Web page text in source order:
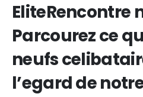
EliteRencontre
Parcourez ce
neufs
l’egard de